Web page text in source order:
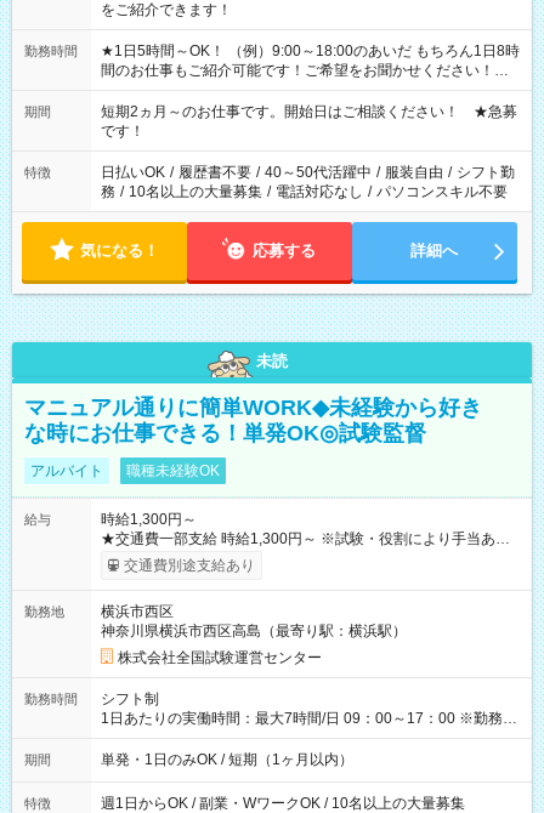
をご紹介できます！
勤務時間
★1日5時間～OK！ （例）9:00～18:00のあいだ もちろん1日8時
間のお仕事もご紹介可能です！ご希望をお聞かせください！★
家庭の都合でお休みが必要な場合も遠慮なくご相談ください。
※週最低15時間以上の勤務が必要です
期間
短期2ヵ月～のお仕事です。開始日はご相談ください！ ★急募
です！
特徴 日払いOK / 履歴書不要 / 40～50代活躍中 / 服装自由 / シフト勤
務 / 10名以上の大量募集 / 電話対応なし / パソコンスキル不要
気になる！ 応募する 詳細へ
未読
マニュアル通りに簡単WORK◆未経験から好き
な時にお仕事できる！単発OK◎試験監督
アルバイト 職種未経験OK
給与
時給1,300円～
★交通費一部支給 時給1,300円～ ※試験・役割により手当あり
※勤務回数により昇給あり 【即給（前払い）オプションあ
り！】 希望される場合、勤務から1週間ほどで給与の一部を受け
例】 ・河合塾模擬試験 8:30～17:30（休憩1時間） 時給1,300円
×8時間＝日収10,400円＋交通費 ※当日の役割により時給＋100
円の場合あり ・国家試験 7:00～13:30（休憩なし） 時給1,300
円（役割手当＋100円）×6時間＝日収8,400円＋交通費 【試用期
間】試用期間なし
交通費別途支給あり
勤務地
横浜市西区
神奈川県横浜市西区高島（最寄り駅：横浜駅）
株式会社全国試験運営センター
勤務時間
シフト制
1日あたりの実働時間：最大7時間/日 09：00～17：00 ※勤務時
間は 試験により異なります。
期間 単発・1日のみOK / 短期（1ヶ月以内）
特徴 週1日からOK / 副業・WワークOK / 10名以上の大量募集